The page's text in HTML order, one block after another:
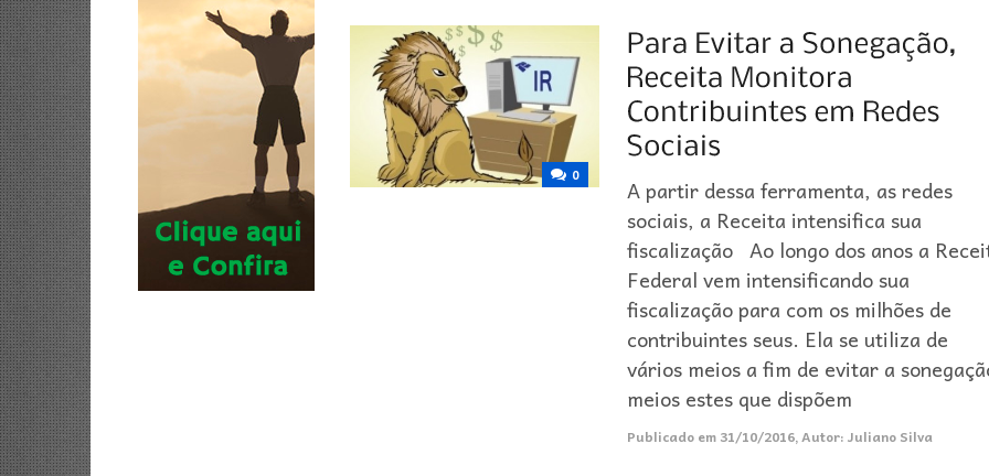
0
A partir dessa ferramenta, as redes
sociais, a Receita intensifica sua
fiscalização Ao longo dos anos a
Federal vem intensificando sua
fiscalização para com os milhões de
contribuintes seus. Ela se utiliza de
vários meios a fim de evitar a
meios estes que dispõem
Publicado em 31/10/2016,Autor:Juliano Silva